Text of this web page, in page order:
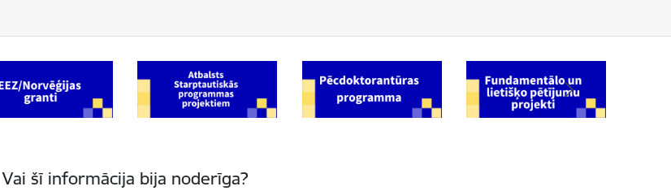
Vai šī informācija bija noderīga?